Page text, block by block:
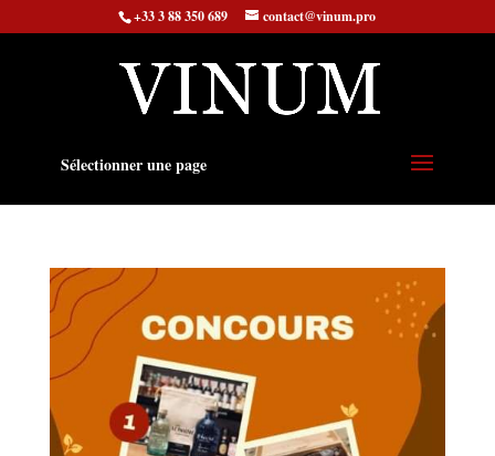
+33 3 88 350 689 contact@vinum.pro
Sélectionner une page